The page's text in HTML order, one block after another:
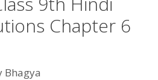
Chapter 6
Bhagya